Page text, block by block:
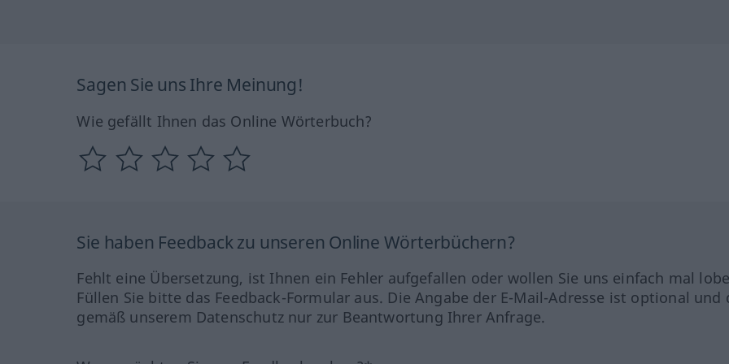
Sagen Sie uns Ihre Meinung!
Wie gefällt Ihnen das Online Wörterbuch?
Sie haben Feedback zu unseren Online Wörterbüchern?
Fehlt eine Übersetzung, ist Ihnen ein Fehler aufgefallen oder wollen Sie uns einfach mal
Füllen Sie bitte das Feedback-Formular aus. Die Angabe der E-Mail-Adresse ist optional und
gemäß unserem Datenschutz nur zur Beantwortung Ihrer Anfrage.